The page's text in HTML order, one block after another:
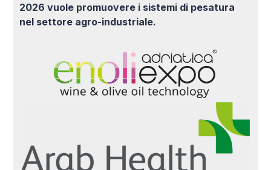
2026 vuole promuovere i sistemi di pesatura
nel settore agro-industriale.